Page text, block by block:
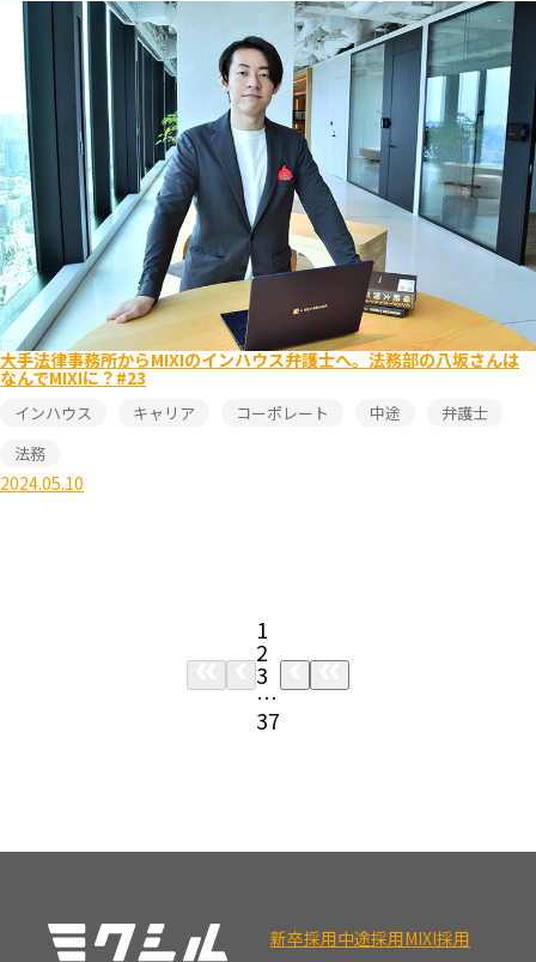
大手法律事務所からMIXIのインハウス弁護士へ。法務部の八坂さんは
なんでMIXIに？#23
インハウス キャリア コーポレート 中途
弁護士
法務
2024.05.10
1
2
3
…
37
新卒採用中途採用MIXI採用